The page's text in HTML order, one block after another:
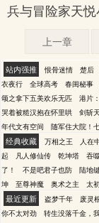
兵与冒险家天悦
上一章
站内强推 恨骨迷情 楚后
衣夜行
全球高考 春闺秘事
颂之拿下五美欢乐无匹
港片
哭着被糙汉抱在怀里哄
剑斩
年代文有空间
随军住大院！
经典收藏 万相之王 人在
起
凡人修仙传 乾坤塔 吞
了！
不是吧君子也防 陆地
坤
至尊神魔 奥术之主 太
最近更新 盗梦千年 废灵
你不太对劲
转生没落千金，